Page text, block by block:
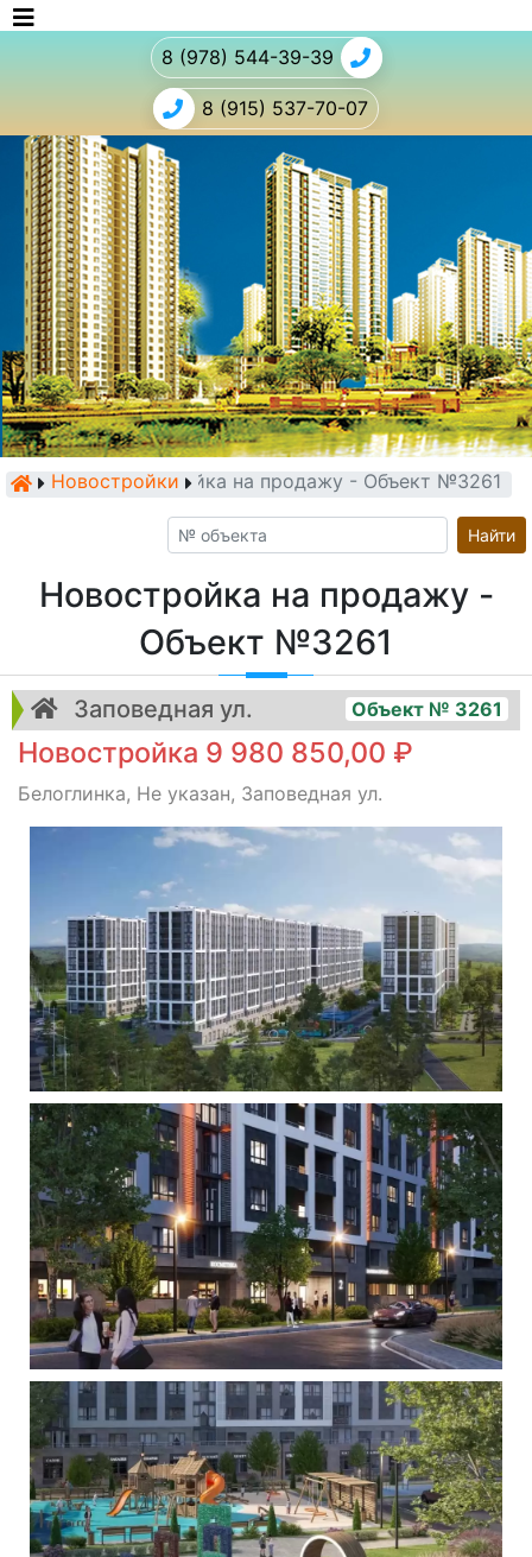
8 (978) 544-39-39
8 (915) 537-70-07
Новостройки
Новостройка на продажу - Объект №3261
Найти
Новостройка на продажу -
Объект №3261
Заповедная ул. Объект № 3261
Новостройка 9 980 850,00 ₽
Белоглинка, Не указан, Заповедная ул.